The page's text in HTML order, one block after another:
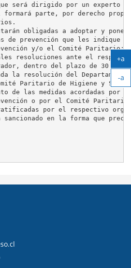
será dirigido por un experto
parte, por derecho
obligadas a adoptar y poner
de prevención que les indique
y/o el Comité Paritario;
resoluciones ante el
dentro del plazo de 30
la resolución del Departamento
Paritario de Higiene y
de las medidas acordadas por
o por el Comité
por el respectivo
en la forma que
+a
-a